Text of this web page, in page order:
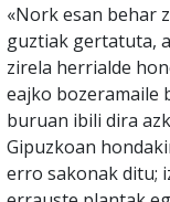
«Nork esan behar
guztiak gertatuta,
zirela herrialde
eajko bozeramaile
buruan ibili dira
Gipuzkoan
erro sakonak ditu;